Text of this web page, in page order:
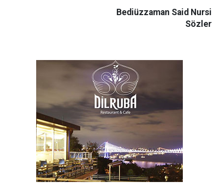
Bediüzzaman Said Nursi
Sözler